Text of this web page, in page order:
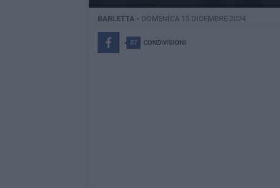
BARLETTA - DOMENICA 15 DICEMBRE 2024
87 CONDIVISIONI